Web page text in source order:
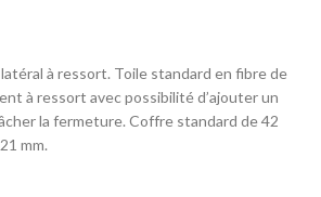
à ressort. Toile standard en fibre de
à ressort avec possibilité d’ajouter un
la fermeture. Coffre standard de 42
mm.